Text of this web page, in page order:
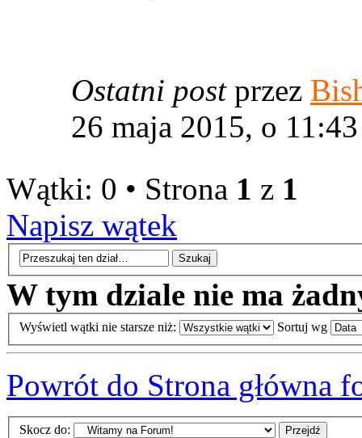
Ostatni postprzez
26 maja 2015, o 11:43
Wątki: 0 • Strona 1 z 1
Napisz wątek
W tym dziale nie ma
Wyświetl wątki nie starsze niż: Sortuj wg
Powrót do Strona główna
Skocz do: